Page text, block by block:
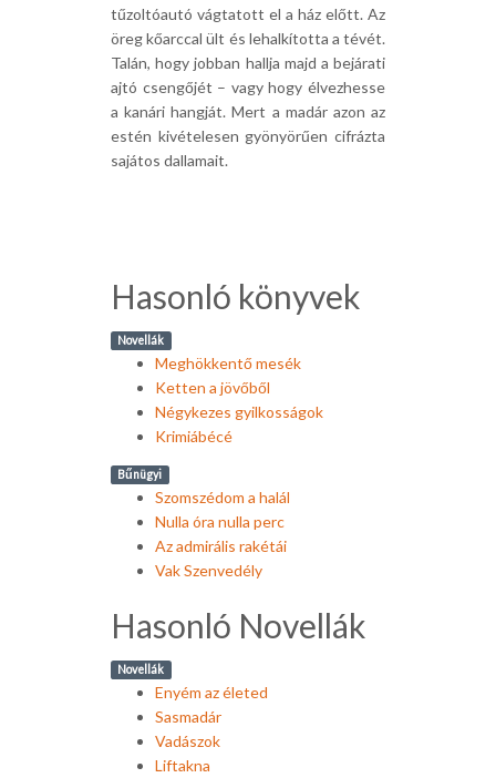
tűzoltóautó vágtatott el a ház előtt. Az
öreg kőarccal ült és lehalkította a tévét.
Talán, hogy jobban hallja majd a bejárati
ajtó csengőjét – vagy hogy élvezhesse
a kanári hangját. Mert a madár azon az
estén kivételesen gyönyörűen cifrázta
sajátos dallamait.
Hasonló könyvek
Novellák
Meghökkentő mesék
Ketten a jövőből
Négykezes gyilkosságok
Krimiábécé
Bűnügyi
Szomszédom a halál
Nulla óra nulla perc
Az admirális rakétái
Vak Szenvedély
Hasonló Novellák
Novellák
Enyém az életed
Sasmadár
Vadászok
Liftakna